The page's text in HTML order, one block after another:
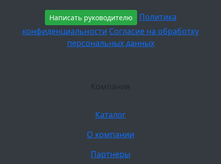
Написать руководителю
Политика
конфиденциальности Согласие на обработку
персональных данных
Компания
Каталог
О компании
Партнеры